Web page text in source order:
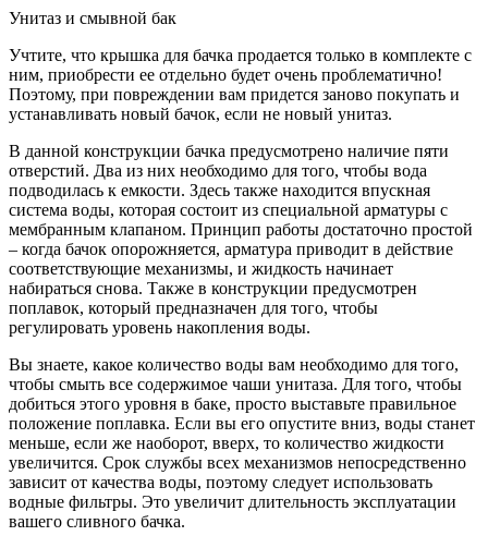
Унитаз и смывной бак
Учтите, что крышка для бачка продается только в комплекте с
ним, приобрести ее отдельно будет очень проблематично!
Поэтому, при повреждении вам придется заново покупать и
устанавливать новый бачок, если не новый унитаз.
В данной конструкции бачка предусмотрено наличие пяти
отверстий. Два из них необходимо для того, чтобы вода
подводилась к емкости. Здесь также находится впускная
система воды, которая состоит из специальной арматуры с
мембранным клапаном. Принцип работы достаточно простой
– когда бачок опорожняется, арматура приводит в действие
соответствующие механизмы, и жидкость начинает
набираться снова. Также в конструкции предусмотрен
поплавок, который предназначен для того, чтобы
регулировать уровень накопления воды.
Вы знаете, какое количество воды вам необходимо для того,
чтобы смыть все содержимое чаши унитаза. Для того, чтобы
добиться этого уровня в баке, просто выставьте правильное
положение поплавка. Если вы его опустите вниз, воды станет
меньше, если же наоборот, вверх, то количество жидкости
увеличится. Срок службы всех механизмов непосредственно
зависит от качества воды, поэтому следует использовать
водные фильтры. Это увеличит длительность эксплуатации
вашего сливного бачка.